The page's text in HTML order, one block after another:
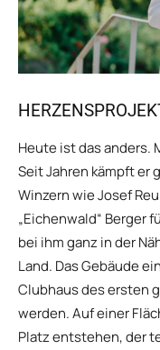
Heute ist das anders.
Seit Jahren kämpft er
Winzern wie Josef
„Eichenwald“ Berger
bei ihm ganz in der
Land. Das Gebäude
Clubhaus des ersten
werden. Auf einer
Platz entstehen, der